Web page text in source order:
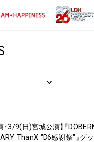
・3/9(日)宮城公演】
『
ThanX "D6感謝祭"』グ